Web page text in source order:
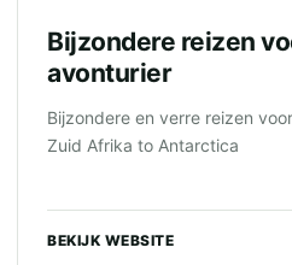
Bijzondere reizen
avonturier
Bijzondere en verre reizen
Zuid Afrika to Antarctica
BEKIJK WEBSITE